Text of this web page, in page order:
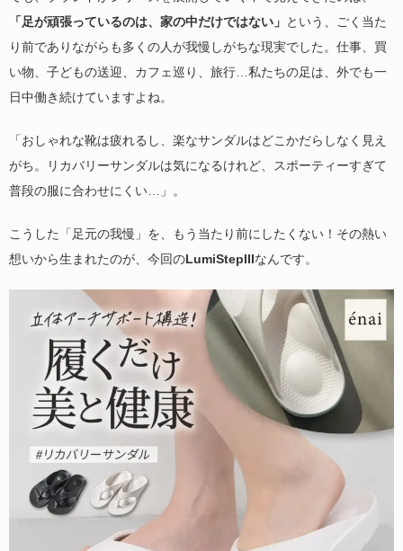
「足が頑張っているのは、家の中だけではない」 という、ごく当た
り前でありながらも多くの人が我慢しがちな現実でした。仕事、買
い物、子どもの送迎、カフェ巡り、旅行…私たちの足は、外でも一
日中働き続けていますよね。
「おしゃれな靴は疲れるし、楽なサンダルはどこかだらしなく見え
がち。リカバリーサンダルは気になるけれど、スポーティーすぎて
普段の服に合わせにくい…」。
こうした「足元の我慢」を、もう当たり前にしたくない！その熱い
想いから生まれたのが、今回のLumiStepIIIなんです。